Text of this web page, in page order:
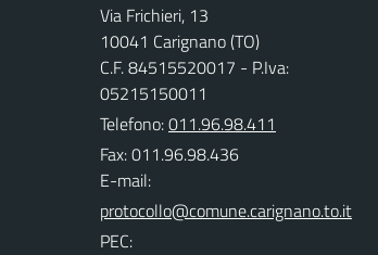
Via Frichieri, 13
10041 Carignano (TO)
C.F. 84515520017 - P.Iva:
05215150011
Telefono:011.96.98.411
Fax: 011.96.98.436
E-mail:
PEC: